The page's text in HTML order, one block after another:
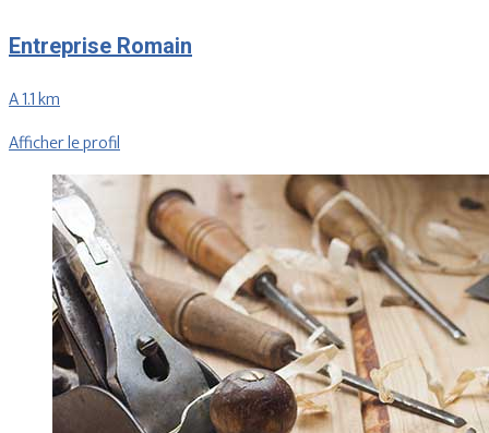
Entreprise Romain
A 1.1 km
Afficher le profil